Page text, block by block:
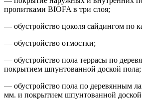
пропитками BIOFA в три слоя;
— обустройство цоколя сайдингом по
— обустройство отмостки;
— обустройство пола террасы по
покрытием шпунтованной доской пола;
— обустройство пола по деревянным
мм. и покрытием шпунтованной доской